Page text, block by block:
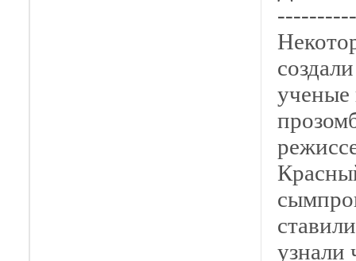
ученые
узнали